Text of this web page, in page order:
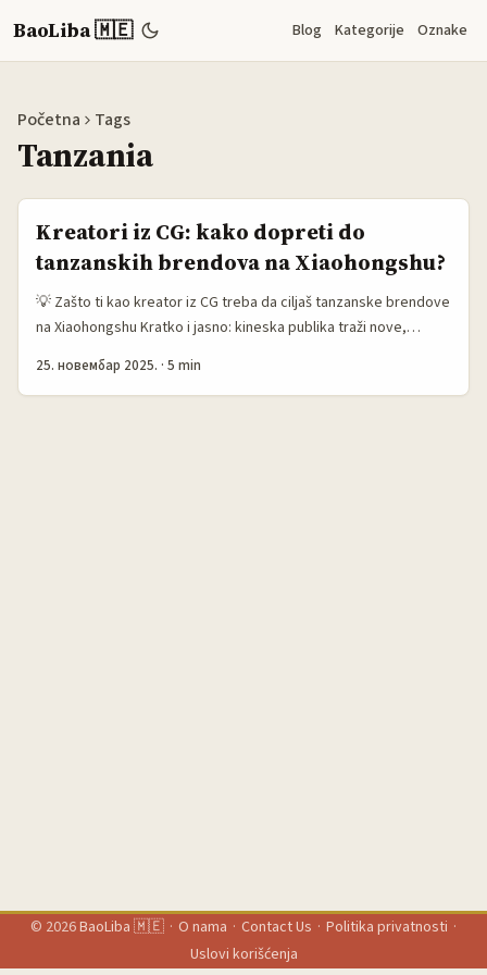
BaoLiba 🇲🇪 Blog Kategorije Oznake
Početna Tags
Tanzania
Kreatori iz CG: kako dopreti do
tanzanskih brendova na Xiaohongshu?
💡 Zašto ti kao kreator iz CG treba da ciljaš tanzanske brendove
na Xiaohongshu Kratko i jasno: kineska publika traži nove,
autentične priče — posebno one koje nose kulturološki sadržaj i
iskustvo. Xiaohongshu više nije samo šoping-aplikacija;
25. новембар 2025. · 5 min
© 2026BaoLiba 🇲🇪 · O nama · Contact Us · Politika privatnosti ·
Uslovi korišćenja